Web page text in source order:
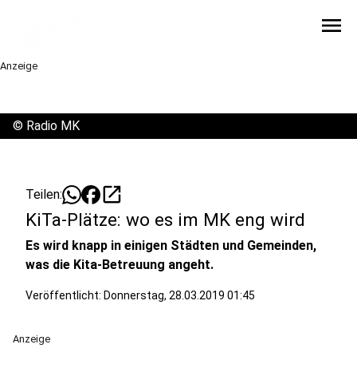
menu
Anzeige
© Radio MK
Teilen: open_in_new
KiTa-Plätze: wo es im MK eng wird
Es wird knapp in einigen Städten und Gemeinden,
was die Kita-Betreuung angeht.
Veröffentlicht: Donnerstag, 28.03.2019 01:45
Anzeige